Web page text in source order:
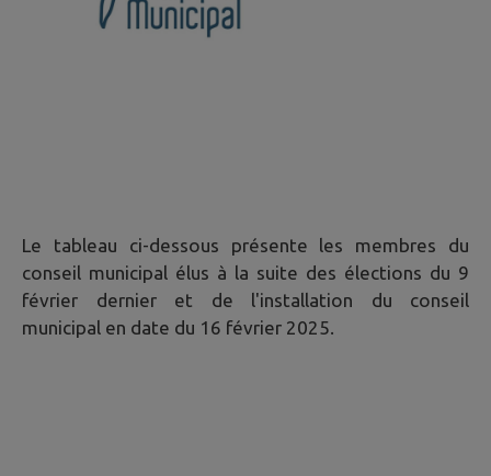
Le tableau ci-dessous présente les membres du
conseil municipal élus à la suite des élections du 9
février dernier et de l'installation du conseil
municipal en date du 16 février 2025.